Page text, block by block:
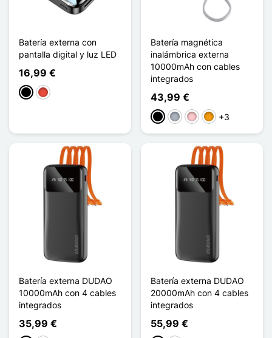
Batería externa con
pantalla digital y luz LED
16,99 €
NegroRojo
Batería magnética
inalámbrica externa
10000mAh con cables
integrados
43,99 €
NegroGris RosaNaranja
+3
Batería externa DUDAO
10000mAh con 4 cables
integrados
35,99 €
Batería externa DUDAO
20000mAh con 4 cables
integrados
55,99 €